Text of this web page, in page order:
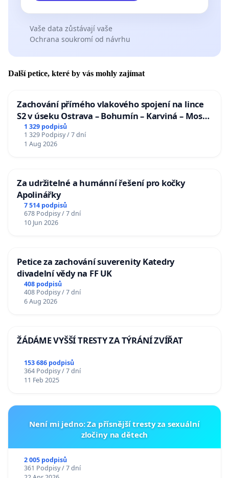
Vaše data zůstávají vaše
Ochrana soukromí od návrhu
Další petice, které by vás mohly zajímat
Zachování přímého vlakového spojení na lince
S2 v úseku Ostrava – Bohumín – Karviná – Mosty
u Jablunkova
1 329 podpisů
1 329 Podpisy / 7 dní
1 Aug 2026
Za udržitelné a humánní řešení pro kočky
Apolinářky
7 514 podpisů
678 Podpisy / 7 dní
10 Jun 2026
Petice za zachování suverenity Katedry
divadelní vědy na FF UK
408 podpisů
408 Podpisy / 7 dní
6 Aug 2026
ŽÁDÁME VYŠŠÍ TRESTY ZA TÝRÁNÍ ZVÍŘAT
153 686 podpisů
364 Podpisy / 7 dní
11 Feb 2025
Není mi jedno: Za přísnější tresty za sexuální
zločiny na dětech
2 005 podpisů
361 Podpisy / 7 dní